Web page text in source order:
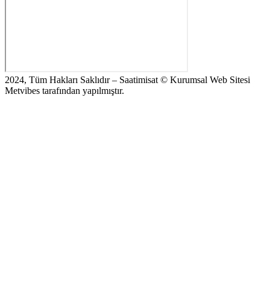
2024, Tüm Hakları Saklıdır – Saatimisat © Kurumsal Web Sitesi
Metvibes tarafından yapılmıştır.